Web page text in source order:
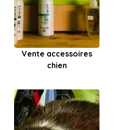
Vente accessoires
chien